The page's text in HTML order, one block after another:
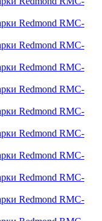
Redmond RMC-
Redmond RMC-
Redmond RMC-
Redmond RMC-
Redmond RMC-
Redmond RMC-
Redmond RMC-
Redmond RMC-
Redmond RMC-